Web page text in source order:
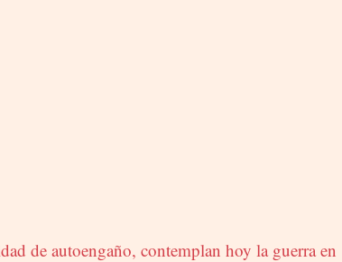
de autoengaño, contemplan hoy la guerra en